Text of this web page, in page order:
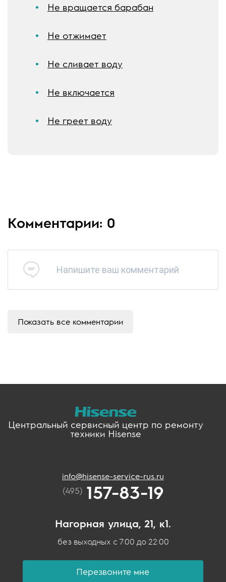
Не вращается барабан
Не отжимает
Не сливает воду
Не включается
Не греет воду
Комментарии: 0
Напишите ваш комментарий
Показать все комментарии
Центральный сервисный центр по ремонту
техники Hisense
info@hisense-service-rus.ru
(495)157-83-19
Нагорная улица, 21, к1.
без выходных с 7:00 до 22:00
Перезвоните мне